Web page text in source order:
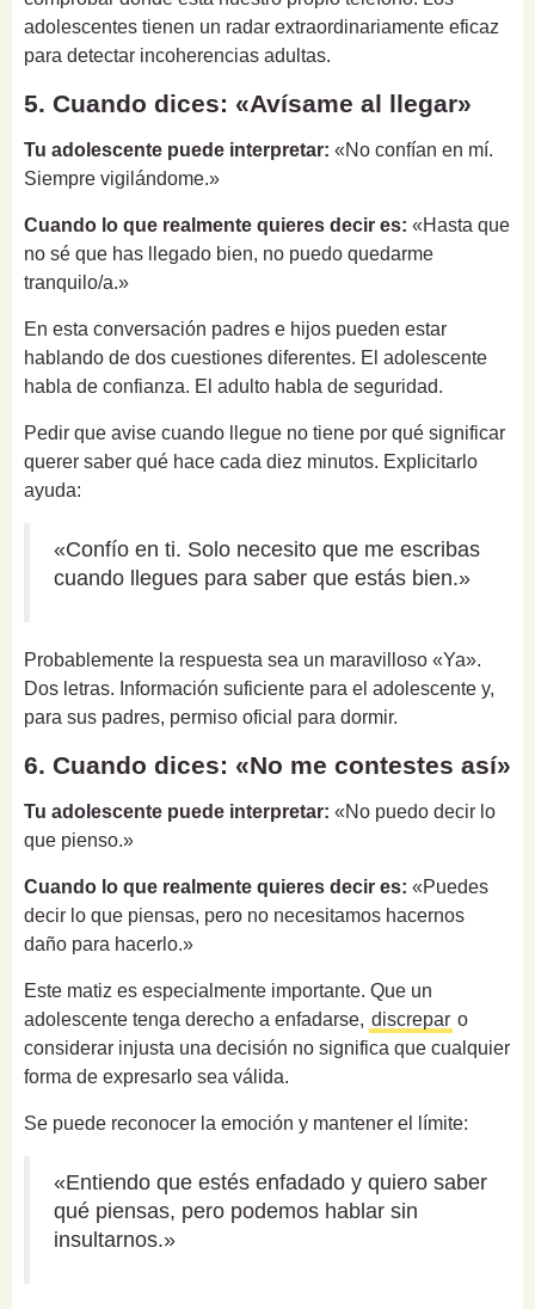
adolescentes tienen un radar extraordinariamente eficaz
para detectar incoherencias adultas.
5. Cuando dices: «Avísame al llegar»
Tu adolescente puede interpretar: «No confían en mí.
Siempre vigilándome.»
Cuando lo que realmente quieres decir es: «Hasta que
no sé que has llegado bien, no puedo quedarme
tranquilo/a.»
En esta conversación padres e hijos pueden estar
hablando de dos cuestiones diferentes. El adolescente
habla de confianza. El adulto habla de seguridad.
Pedir que avise cuando llegue no tiene por qué significar
querer saber qué hace cada diez minutos. Explicitarlo
ayuda:
«Confío en ti. Solo necesito que me escribas
cuando llegues para saber que estás bien.»
Probablemente la respuesta sea un maravilloso «Ya».
Dos letras. Información suficiente para el adolescente y,
para sus padres, permiso oficial para dormir.
6. Cuando dices: «No me contestes así»
Tu adolescente puede interpretar: «No puedo decir lo
que pienso.»
Cuando lo que realmente quieres decir es: «Puedes
decir lo que piensas, pero no necesitamos hacernos
daño para hacerlo.»
Este matiz es especialmente importante. Que un
adolescente tenga derecho a enfadarse, discrepar o
considerar injusta una decisión no significa que cualquier
forma de expresarlo sea válida.
Se puede reconocer la emoción y mantener el límite:
«Entiendo que estés enfadado y quiero saber
qué piensas, pero podemos hablar sin
insultarnos.»